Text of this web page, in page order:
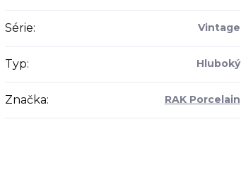
Série: Vintage
Typ: Hluboký
Značka: RAK Porcelain